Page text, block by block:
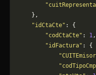
    },
    "idCtaCte"
: {
        "codCtaCte"
: 1,
        "idFactura"
: {